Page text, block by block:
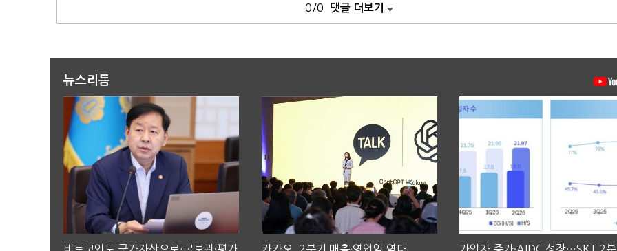
0/0 댓글 더보기
뉴스리듬